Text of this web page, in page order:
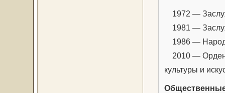
1972 —
1981 —
1986 —
2010 — Орден
культуры и